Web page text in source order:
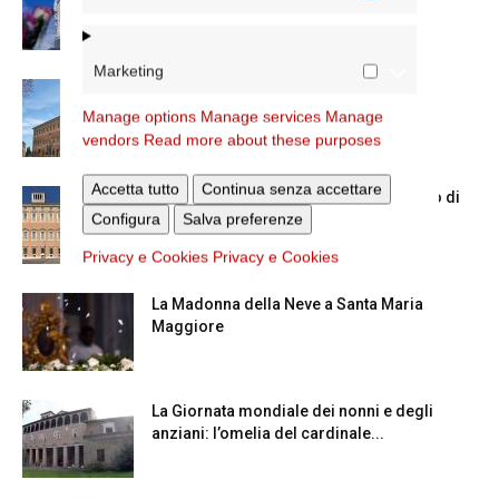
Marketing
Manage options Manage services Manage
vendors Read more about these purposes
Accetta tutto
Continua senza accettare
Configura
Salva preferenze
Privacy e Cookies Privacy e Cookies
Chiusura estiva degli Uffici del Vicariato di
Roma
La Madonna della Neve a Santa Maria
Maggiore
La Giornata mondiale dei nonni e degli
anziani: l’omelia del cardinale...